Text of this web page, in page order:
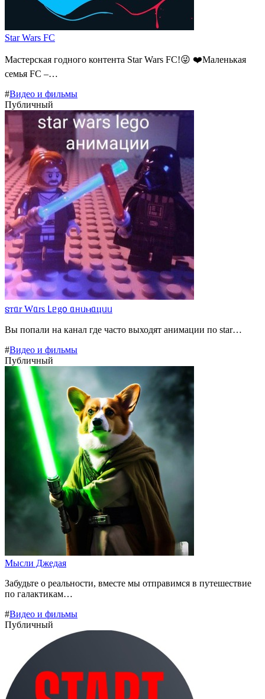
Star Wars FC
Мастерская годного контента Star Wars FC!😜 ❤️Маленькая
семья FC –…
#Видео и фильмы
Публичный
𐍃ᴛᥲr Wᥲrs 𑀉ᥱg᧐ ᥲнᥙⲙᥲцᥙᥙ
Вы попали на канал где часто выходят анимации по star…
#Видео и фильмы
Публичный
Мысли Джедая
Забудьте о реальности, вместе мы отправимся в путешествие
по галактикам…
#Видео и фильмы
Публичный